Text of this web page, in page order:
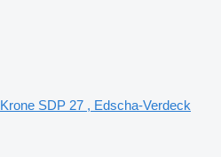
Krone SDP 27 , Edscha-Verdeck